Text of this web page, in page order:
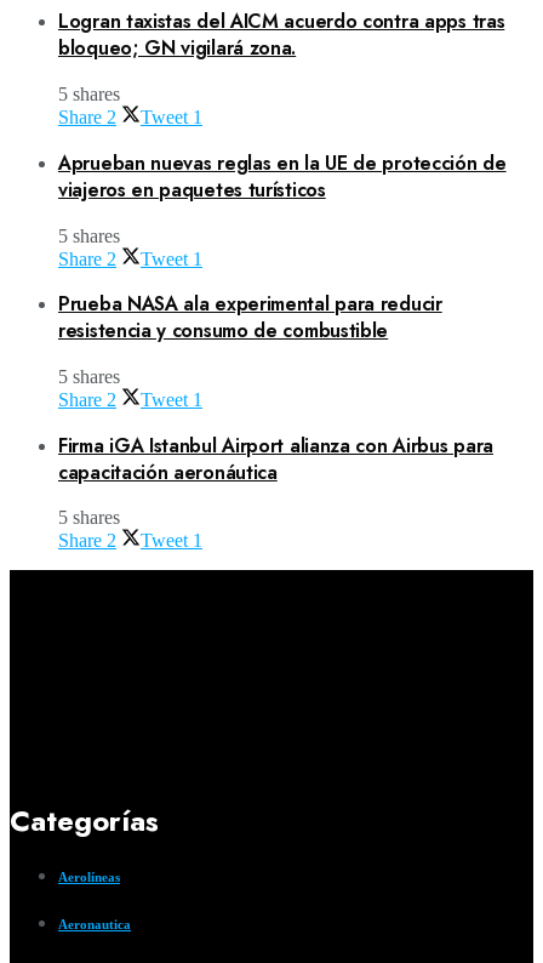
Logran taxistas del AICM acuerdo contra apps tras
bloqueo; GN vigilará zona.
5 shares
Share 2 Tweet 1
Aprueban nuevas reglas en la UE de protección de
viajeros en paquetes turísticos
5 shares
Share 2 Tweet 1
Prueba NASA ala experimental para reducir
resistencia y consumo de combustible
5 shares
Share 2 Tweet 1
Firma iGA Istanbul Airport alianza con Airbus para
capacitación aeronáutica
5 shares
Share 2 Tweet 1
Categorías
Aerolíneas
Aeronautica